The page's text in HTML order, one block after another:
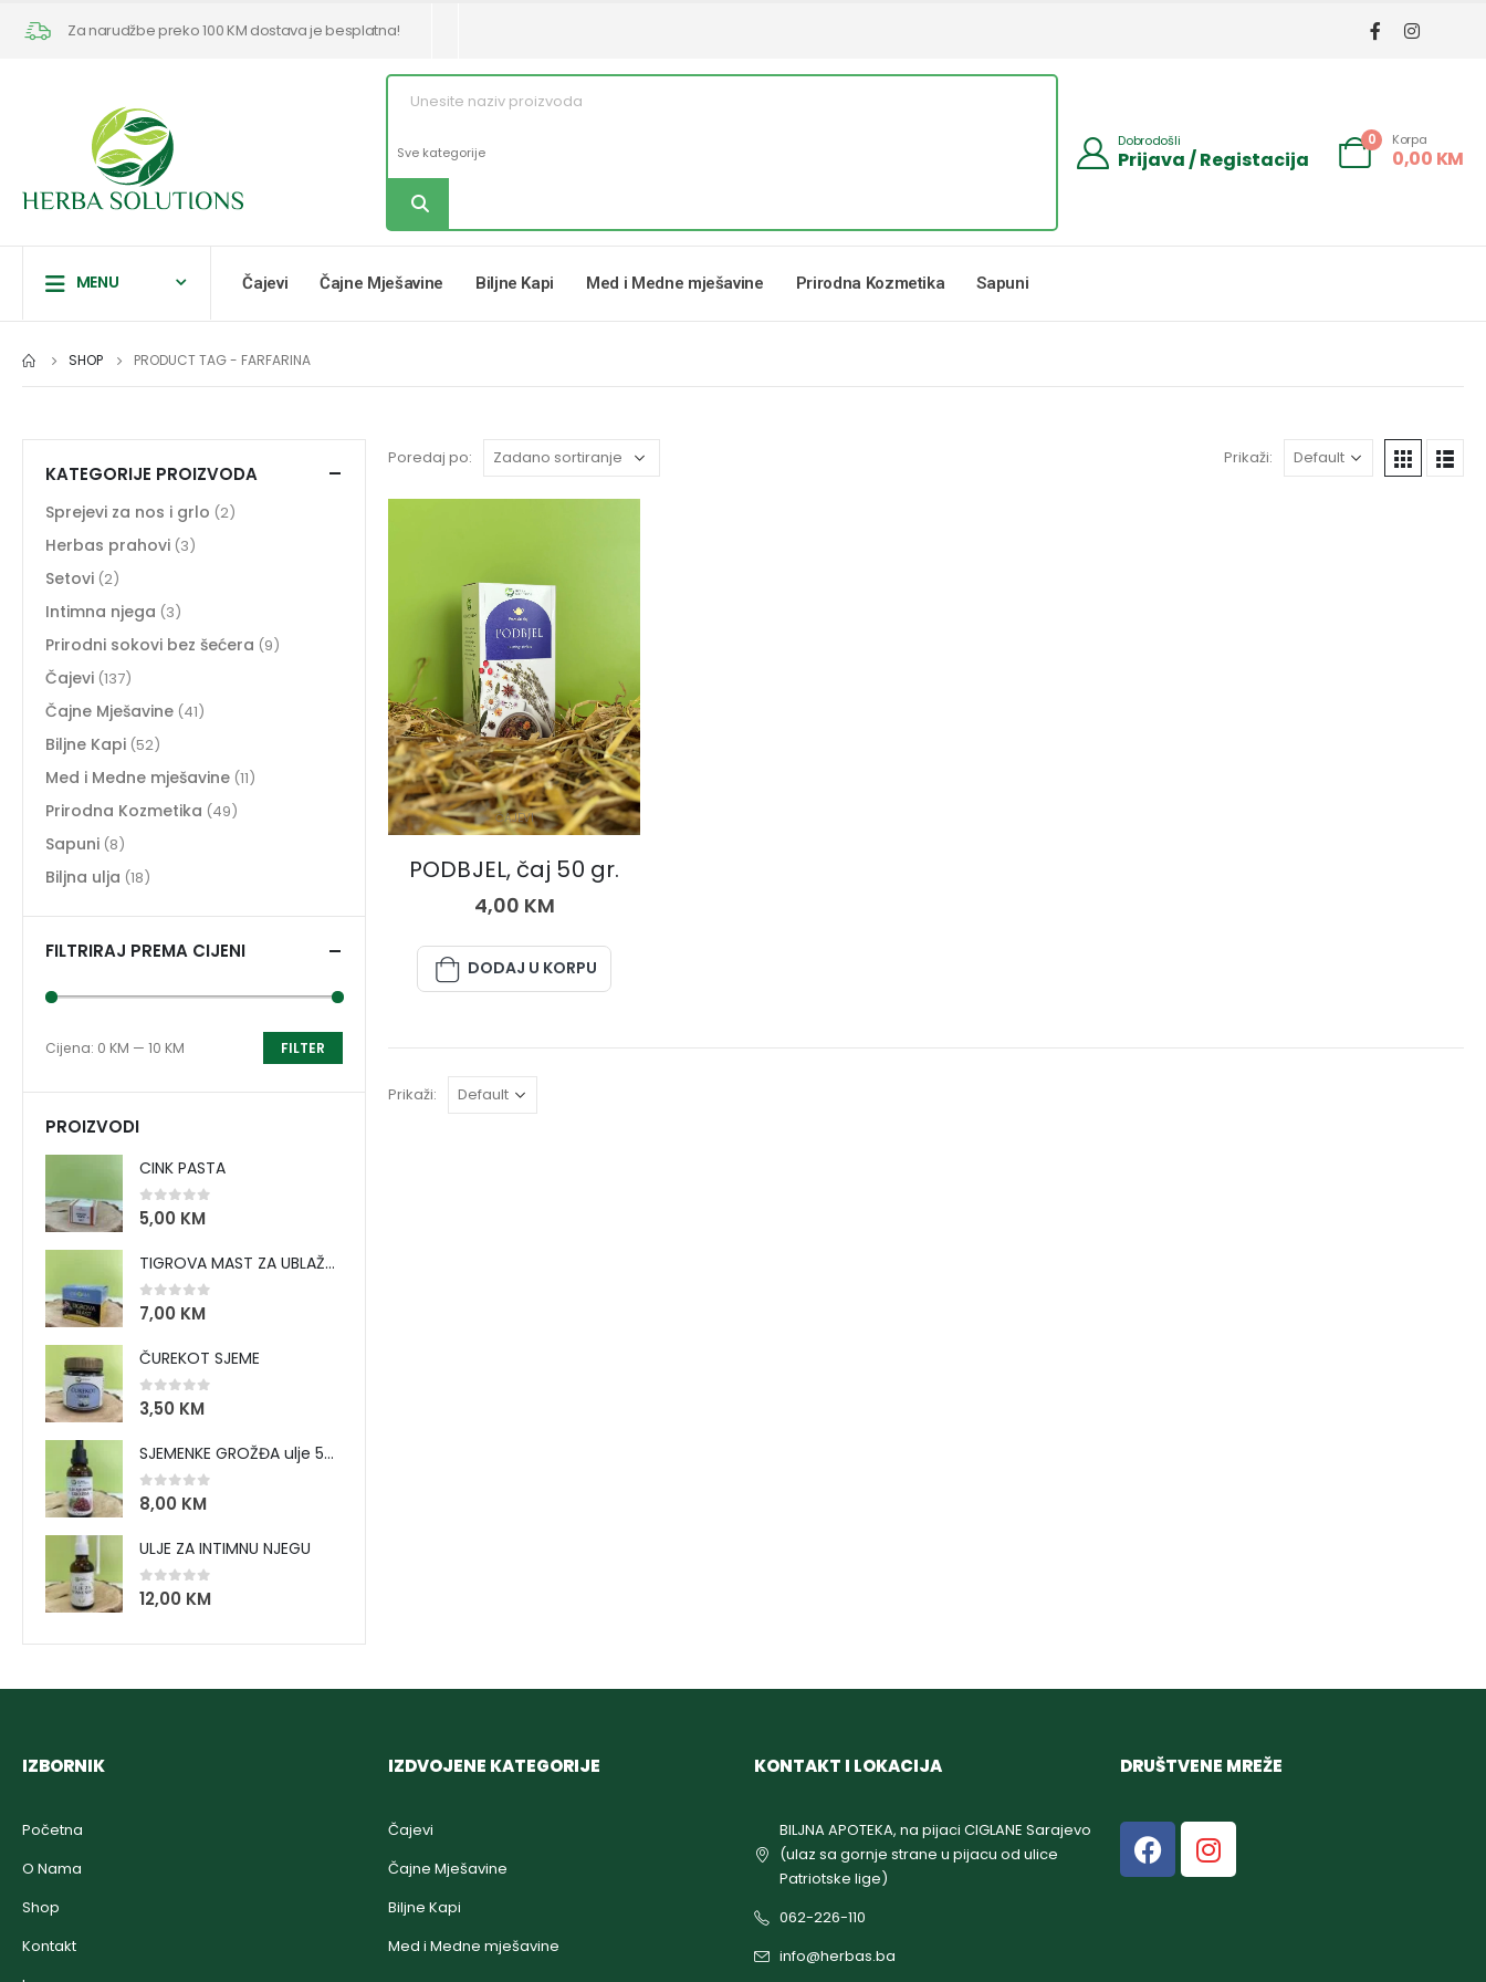
Za narudžbe preko 100 KM dostava je besplatna!
Dobrodošli
Prijava / Registacija
0 Korpa
0,00 KM
MENU Čajevi Čajne Mješavine Biljne Kapi Med i Medne mješavine Prirodna Kozmetika Sapuni
SHOP PRODUCT TAG - FARFARINA
Poredaj po: Prikaži:
ČAJEVI
PODBJEL, čaj 50 gr.
4,00 KM
DODAJ U KORPU
Prikaži:
KATEGORIJE PROIZVODA
Sprejevi za nos i grlo (2)
Herbas prahovi (3)
Setovi (2)
Intimna njega (3)
Prirodni sokovi bez šećera (9)
Čajevi (137)
Čajne Mješavine (41)
Biljne Kapi (52)
Med i Medne mješavine (11)
Prirodna Kozmetika (49)
Sapuni (8)
Biljna ulja (18)
FILTRIRAJ PREMA CIJENI
FILTER
Cijena: 0 KM — 10 KM
PROIZVODI
CINK PASTA
0 out of 5
5,00 KM
TIGROVA MAST ZA UBLAŽAVANJE BOLOVA I ZAGRIJAVANJE MIŠIĆA
0 out of 5
7,00 KM
ČUREKOT SJEME
0 out of 5
3,50 KM
SJEMENKE GROŽĐA ulje 50 ml
0 out of 5
8,00 KM
ULJE ZA INTIMNU NJEGU
0out of 5
12,00 KM
IZBORNIK
Početna
O Nama
Shop
Kontakt
IZDVOJENE KATEGORIJE
Čajevi
Čajne Mješavine
Biljne Kapi
Med i Medne mješavine
KONTAKT I LOKACIJA
BILJNA APOTEKA, na pijaci CIGLANE Sarajevo
(ulaz sa gornje strane u pijacu od ulice
Patriotske lige)
062-226-110
info@herbas.ba
DRUŠTVENE MREŽE